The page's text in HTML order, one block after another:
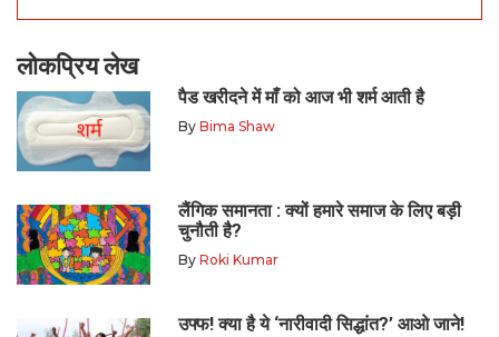
लोकप्रिय लेख
पैड खरीदने में माँ को आज भी शर्म आती है
By Bima Shaw
लैंगिक समानता : क्यों हमारे समाज के लिए बड़ी
चुनौती है?
By Roki Kumar
उफ्फ! क्या है ये ‘नारीवादी सिद्धांत?’ आओ जाने!